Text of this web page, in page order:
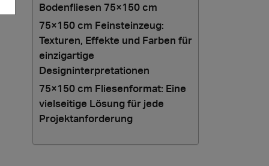
Marmoroptik
Garden
Bars und Restaurants
Bolero Restaurant
Work – Prag 2026
unsere Kollektionen auf der Architect at Work in
Bodenfliesen 75×150 cm
75×150 cm Feinsteinzeug:
Texturen, Effekte und Farben für
einzigartige
Designinterpretationen
75×150 cm Fliesenformat: Eine
vielseitige Lösung für jede
Projektanforderung